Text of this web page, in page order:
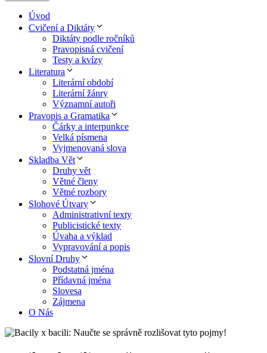
Úvod
Cvičení a Diktáty
Diktáty podle ročníků
Pravopisná cvičení
Testy a kvízy
Literatura
Literární období
Literární žánry
Významní autoři
Pravopis a Gramatika
Čárky a interpunkce
Velká písmena
Vyjmenovaná slova
Skladba Vět
Druhy vět
Větné členy
Větné rozbory
Slohové Útvary
Administrativní texty
Publicistické texty
Úvaha a výklad
Vypravování a popis
Slovní Druhy
Podstatná jména
Přídavná jména
Slovesa
Zájmena
O Nás